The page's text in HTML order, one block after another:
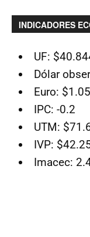
INDICADORES
UF:
Dólar
Euro:
IPC: -0.2
UTM:
IVP:
Imacec: